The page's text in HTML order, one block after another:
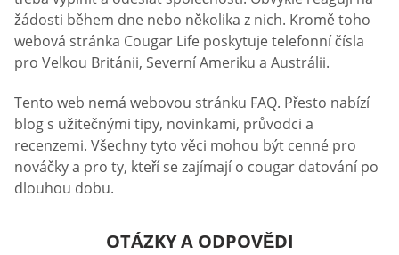
žádosti během dne nebo několika z nich. Kromě toho
webová stránka Cougar Life poskytuje telefonní čísla
pro Velkou Británii, Severní Ameriku a Austrálii.
Tento web nemá webovou stránku FAQ. Přesto nabízí
blog s užitečnými tipy, novinkami, průvodci a
recenzemi. Všechny tyto věci mohou být cenné pro
nováčky a pro ty, kteří se zajímají o cougar datování po
dlouhou dobu.
OTÁZKY A ODPOVĚDI